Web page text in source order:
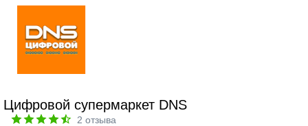
Цифровой супермаркет DNS
2 отзыва